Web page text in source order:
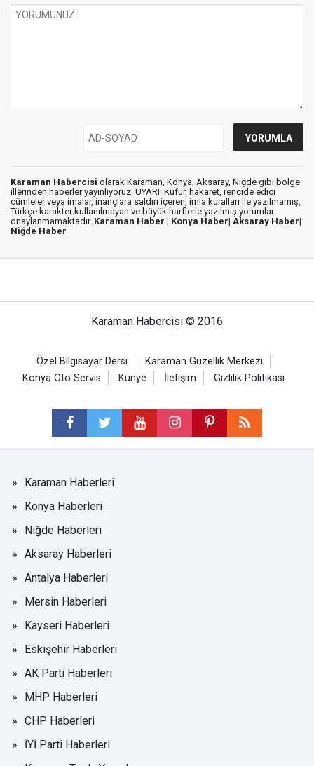
Karaman Habercisi olarak Karaman, Konya, Aksaray, Niğde gibi bölge
illerinden haberler yayınlıyoruz. UYARI: Küfür, hakaret, rencide edici
cümleler veya imalar, inançlara saldırı içeren, imla kuralları ile yazılmamış,
Türkçe karakter kullanılmayan ve büyük harflerle yazılmış yorumlar
onaylanmamaktadır. Karaman Haber | Konya Haber| Aksaray Haber|
Niğde Haber
Karaman Habercisi © 2016
Özel Bilgisayar Dersi
Karaman Güzellik Merkezi
Konya Oto Servis
Künye İletişim Gizlilik Politikası
Karaman Haberleri
Konya Haberleri
Niğde Haberleri
Aksaray Haberleri
Antalya Haberleri
Mersin Haberleri
Kayseri Haberleri
Eskişehir Haberleri
AK Parti Haberleri
MHP Haberleri
CHP Haberleri
İYİ Parti Haberleri